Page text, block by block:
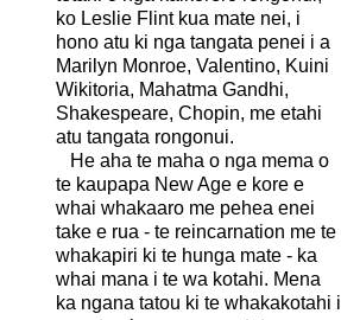
ko Leslie Flint kua mate nei, i
hono atu ki nga tangata penei i a
Marilyn Monroe, Valentino, Kuini
Wikitoria, Mahatma Gandhi,
Shakespeare, Chopin, me etahi
atu tangata rongonui.
He aha te maha o nga mema o
te kaupapa New Age e kore e
whai whakaaro me pehea enei
take e rua - te reincarnation me te
whakapiri ki te hunga mate - ka
whai mana i te wa kotahi. Mena
ka ngana tatou ki te whakakotahi i